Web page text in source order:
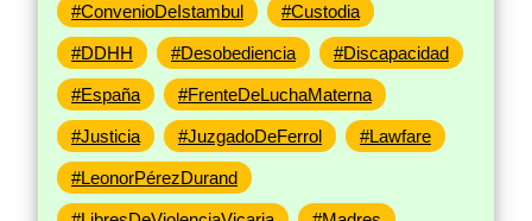
#ConvenioDeIstambul #Custodia
#DDHH #Desobediencia #Discapacidad
#España #FrenteDeLuchaMaterna
#Justicia #JuzgadoDeFerrol #Lawfare
#LeonorPérezDurand